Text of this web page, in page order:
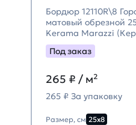
Бордюр 12110R\8
матовый обрезной
Kerama Marazzi
Марацци)
Под заказ
265 ₽ / м²
265 ₽ За упаковку
Размер, см 25х8